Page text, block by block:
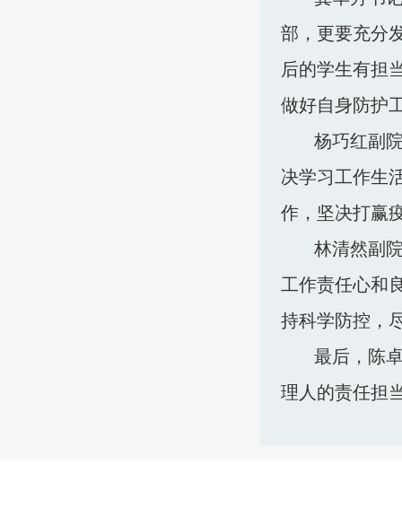
部，更要充分
后的学生有担
做好自身防护
杨巧红副
决学习工作生
作，坚决打赢
林清然副
工作责任心和
持科学防控，
最后 ， 陈
理人的责任担